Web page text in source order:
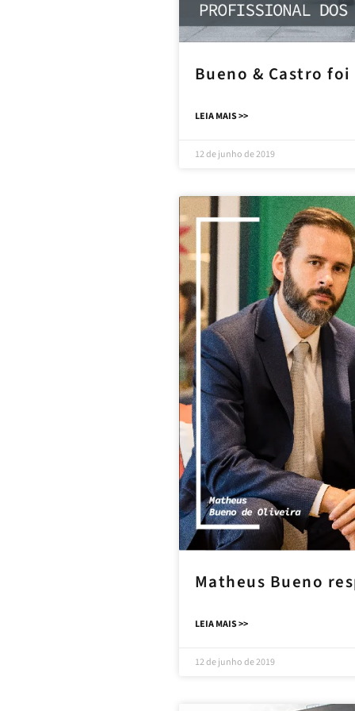
Bueno & Castro
LEIA MAIS >>
12 de junho de 2019
Matheus Bueno
LEIA MAIS >>
12 de junho de 2019